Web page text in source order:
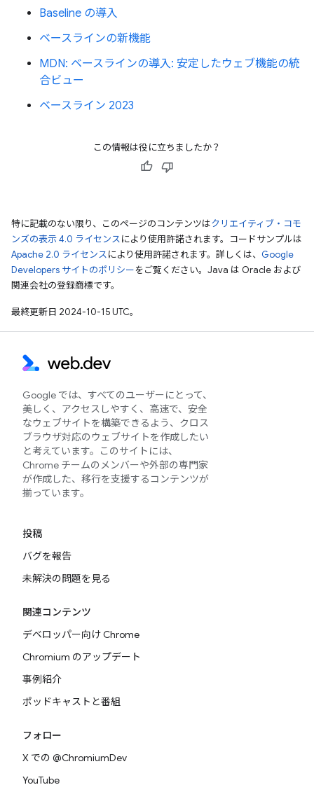
Baseline の導入
ベースラインの新機能
MDN: ベースラインの導入: 安定したウェブ機能の統
合ビュー
ベースライン 2023
この情報は役に立ちましたか？
特に記載のない限り、このページのコンテンツはクリエイティブ・コモ
ンズの表示 4.0 ライセンスにより使用許諾されます。コードサンプルは
Apache 2.0 ライセンスにより使用許諾されます。詳しくは、 Google
Developers サイトのポリシーをご覧ください。Java は Oracle および
関連会社の登録商標です。
最終更新日 2024-10-15 UTC。
Google では、すべてのユーザーにとって、
美しく、アクセスしやすく、高速で、安全
なウェブサイトを構築できるよう、クロス
ブラウザ対応のウェブサイトを作成したい
と考えています。このサイトには、
Chrome チームのメンバーや外部の専門家
が作成した、移行を支援するコンテンツが
揃っています。
投稿
バグを報告
未解決の問題を見る
関連コンテンツ
デベロッパー向け Chrome
Chromium のアップデート
事例紹介
ポッドキャストと番組
フォロー
X での @ChromiumDev
YouTube